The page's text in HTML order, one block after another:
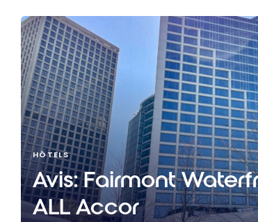
HÔTELS
Avis: Fairmont
ALL Accor